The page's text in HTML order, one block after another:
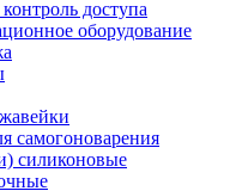
доступа
оборудование
самогоноварения
силиконовые